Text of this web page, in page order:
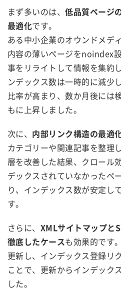
まず多いのは、低品質ページ
最適化です。
ある中小企業のオウンドメデ
内容の薄いページをnoindex
事をリライトして情報を集約
ンデックス数は一時的に減少
比率が高まり、数か月後には
もに上昇しました。
次に、 内部リンク構造の最適
カテゴリーや関連記事を整理
層を改善した結果、クロール
デックスされていなかったペ
り、インデックス数が安定し
す。
さらに、 XMLサイトマップと
徹底したケースも効果的です
更新し、インデックス登録リ
ことで、更新からインデック
した。